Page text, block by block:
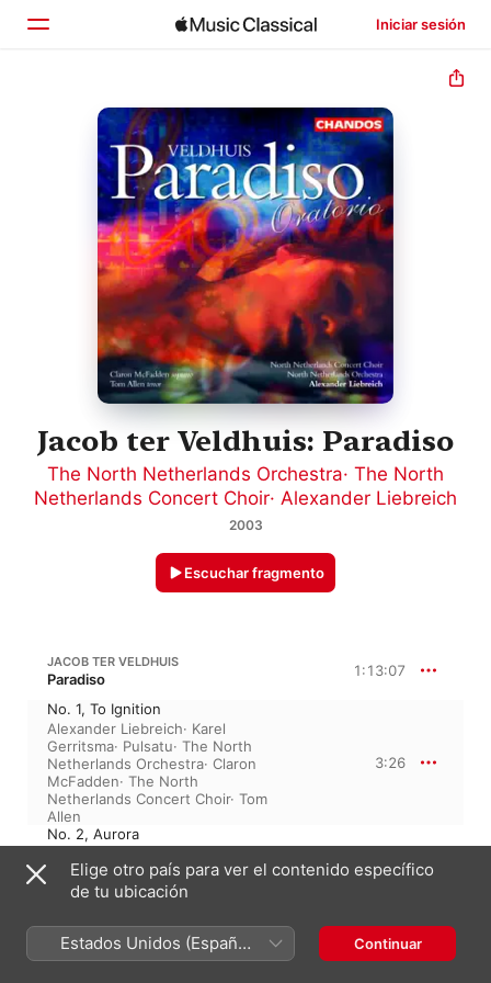
Iniciar sesión
Inicio
Explorar
Buscar
Jacob ter Veldhuis: Paradiso
The North Netherlands Orchestra· The North
Netherlands Concert Choir· Alexander Liebreich
2003
Escuchar fragmento
JACOB TER VELDHUIS
Paradiso 1:13:07
No. 1, To Ignition
Alexander Liebreich· Karel
Gerritsma· Pulsatu· The North
Netherlands Orchestra· Claron
McFadden· The North
Netherlands Concert Choir· Tom
Allen
3:26
No. 2, Aurora
McFadden·Tom Allen·Karel
Gerritsma ·Pulsatu·The North
North Netherlands Concert
Choir
No. 3, Cielo del sole
Elige otro país para ver el contenido específico
de tu ubicación
Estados Unidos (Español
México)
Continuar